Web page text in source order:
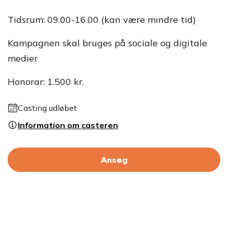
Tidsrum: 09.00-16.00 (kan være mindre tid)
Kampagnen skal bruges på sociale og digitale
medier
Honorar: 1.500 kr.
Casting udløbet
Information om casteren
Ansøg